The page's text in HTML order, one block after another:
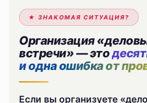
★ ЗНАКОМАЯ СИТУАЦИЯ?
Организация
встречи» — это
и одна ошибка от
Если вы организуете